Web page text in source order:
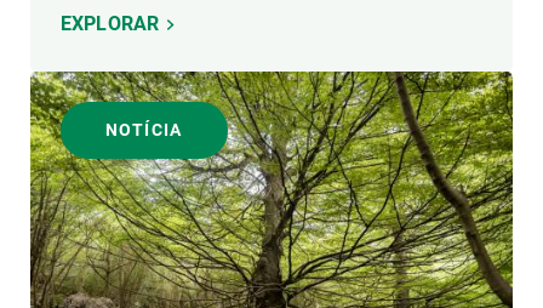
EXPLORAR
NOTÍCIA